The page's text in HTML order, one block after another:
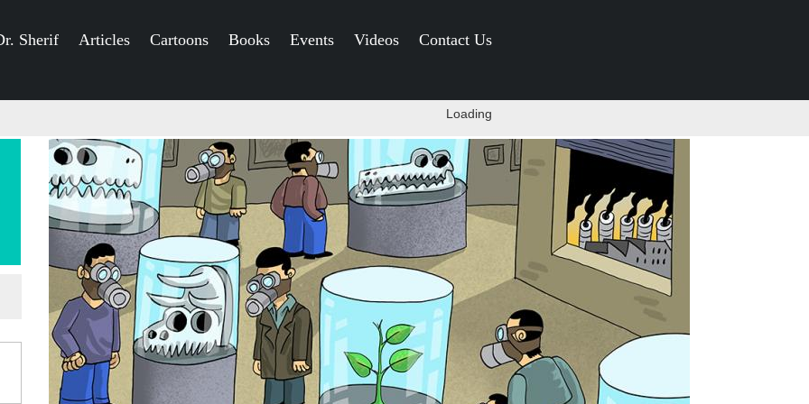
Sherif Articles Cartoons Books Events Videos Contact Us
Loading